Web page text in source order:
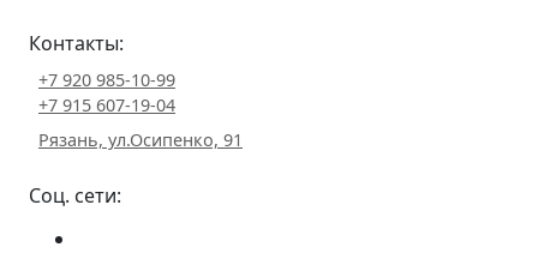
Контакты:
+7 920 985-10-99
+7 915 607-19-04
Рязань, ул.Осипенко, 91
Соц. сети: